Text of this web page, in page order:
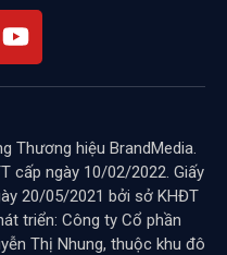
Thương hiệu BrandMedia.
cấp ngày 10/02/2022. Giấy
20/05/2021 bởi sở KHĐT
triển: Công ty Cổ phần
Thị Nhung, thuộc khu đô